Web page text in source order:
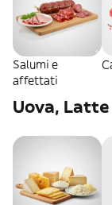
Salumi e
affettati
Uova,